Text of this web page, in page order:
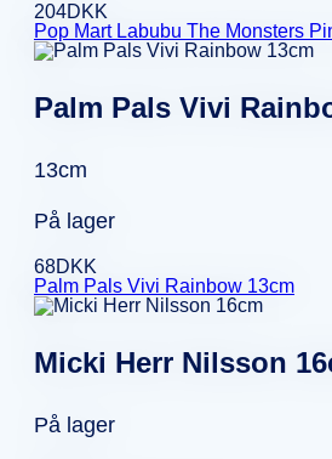
204DKK
Pop Mart Labubu The Monsters
Palm Pals Vivi
13cm
På lager
68DKK
Palm Pals Vivi Rainbow 13cm
Micki Herr Nilsson
På lager